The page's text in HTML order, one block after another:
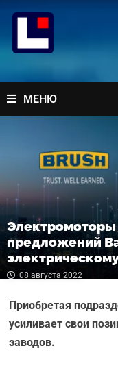
содержимому
МЕНЮ
Электромоторы
предложений
08 августа 2022
Приобретая
усиливает свои
заводов.